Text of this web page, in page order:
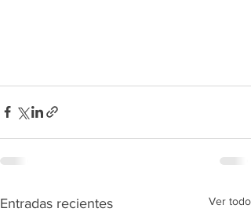
Entradas recientes Ver todo